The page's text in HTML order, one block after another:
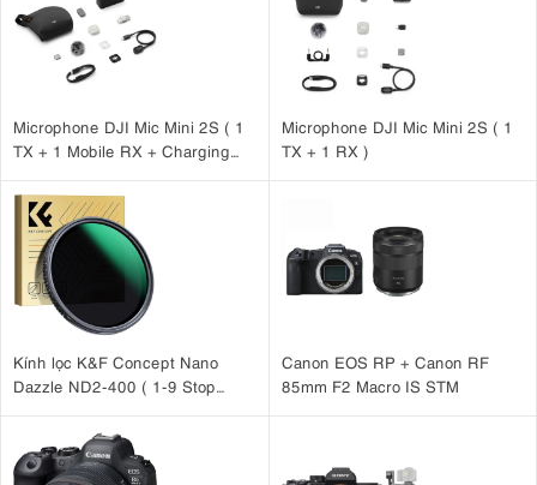
Microphone DJI Mic Mini 2S ( 1
TX + 1 Mobile RX + Charging
Microphone DJI Mic Mini 2S ( 1
TX + 1 RX )
Kính lọc K&F Concept Nano
Dazzle ND2-400 ( 1-9 Stop
Canon EOS RP + Canon RF
85mm F2 Macro IS STM